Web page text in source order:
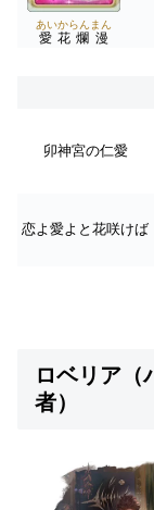
愛花爛漫
あいからんまん
卯神宮の仁愛
恋よ愛よと花咲けば
ロベリア（
者）